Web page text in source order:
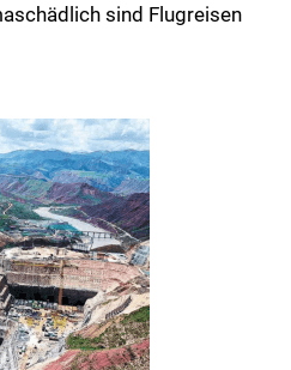
sind Flugreisen